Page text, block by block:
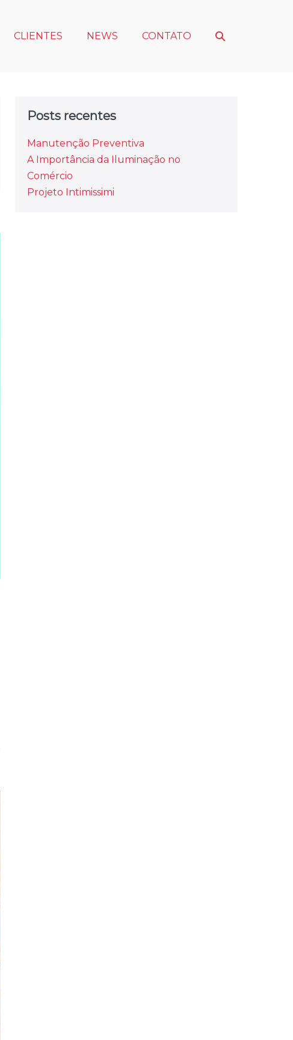
CLIENTES NEWS CONTATO
Posts recentes
Manutenção Preventiva
A Importância da Iluminação no
Comércio
Projeto Intimissimi